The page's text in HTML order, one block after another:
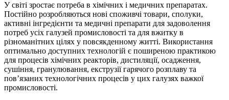
У світі зростає потреба в хімічних і медичних препаратах.
Постійно розробляються нові споживчі товари, сполуки,
активні інгредієнти та медичні препарати для задоволення
потреб усіх галузей промисловості та для вжитку в
різноманітних цілях у повсякденному житті. Використання
оптимально доступних технологій є поширеною практикою
для процесів хімічних реакторів, дистиляції, осадження,
сушіння, гранулювання, екструзії гарячого розплаву та
пов’язаних технологічних процесів у цих галузях важкої
промисловості.